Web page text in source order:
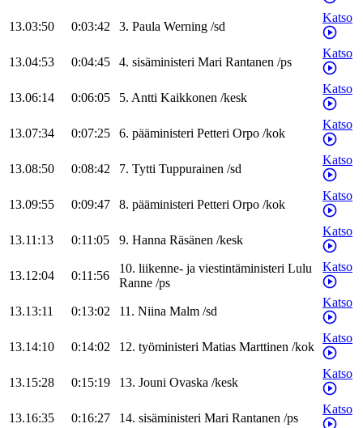
13.03:50 0:03:42 3. Paula Werning /sd
Katso
13.04:53 0:04:45 4. sisäministeri Mari Rantanen /ps
Katso
13.06:14 0:06:05 5. Antti Kaikkonen /kesk
Katso
13.07:34 0:07:25 6. pääministeri Petteri Orpo /kok
Katso
13.08:50 0:08:42 7. Tytti Tuppurainen /sd
Katso
13.09:55 0:09:47 8. pääministeri Petteri Orpo /kok
Katso
13.11:13 0:11:05 9. Hanna Räsänen /kesk
Katso
13.12:04 0:11:56
10. liikenne- ja viestintäministeri Lulu
Ranne /ps
Katso
13.13:11 0:13:02 11. Niina Malm /sd
Katso
13.14:10 0:14:02 12. työministeri Matias Marttinen /kok
Katso
13.15:28 0:15:19 13. Jouni Ovaska /kesk
Katso
13.16:35 0:16:27 14. sisäministeri Mari Rantanen /ps
Katso